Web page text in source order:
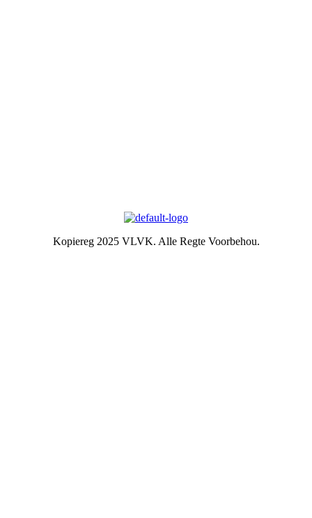
Kopiereg 2025 VLVK. Alle Regte Voorbehou.